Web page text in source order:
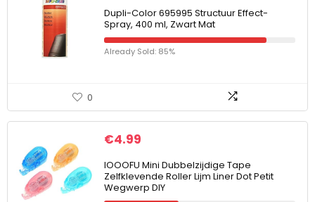
Dupli-Color 695995 Structuur Effect-
Spray, 400 ml, Zwart Mat
Already Sold: 85%
0
€4.99
IOOOFU Mini Dubbelzijdige Tape
Zelfklevende Roller Lijm Liner Dot Petit
Wegwerp DIY